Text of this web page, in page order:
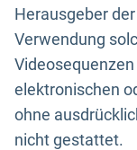
Herausgeber
Verwendung
elektronischen
ohne
nicht gestattet.